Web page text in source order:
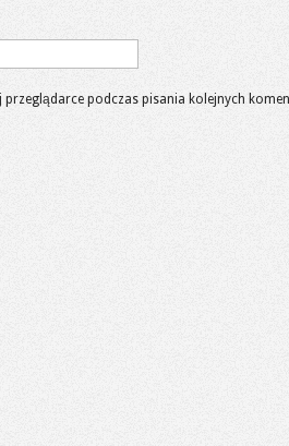
przeglądarce podczas pisania kolejnych